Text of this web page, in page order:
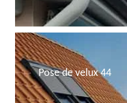
Pose de velux 44